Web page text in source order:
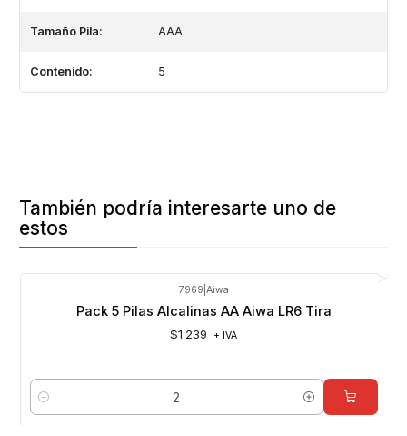
Tamaño Pila: AAA
Contenido: 5
También podría interesarte uno de
estos
7969 Aiwa
Pack 5 Pilas Alcalinas AA Aiwa LR6 Tira
$1.239 + IVA
Cantidad